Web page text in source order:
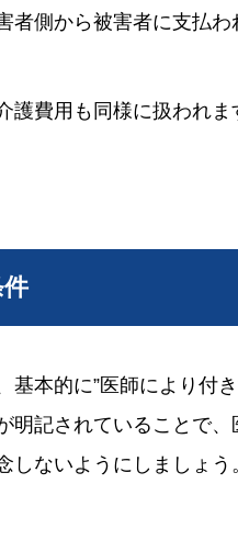
者側から被害者に支払わ
護費用も同様に扱われま
基本的に”医師により付
明記されていることで
ないようにしましょう